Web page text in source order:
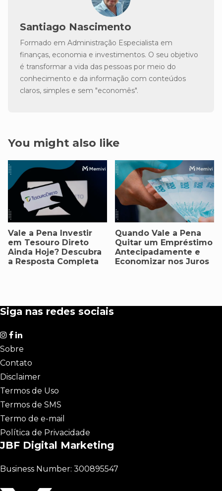
Santiago Nascimento
Formado em Administração Especialista em
finanças, economia e investimentos. O seu objetivo
é transformar a vida das pessoas por meio do
conhecimento e da informação com conteúdos
claros, simples e sem "economês".
You might also like
Vale a Pena Investir
em Tesouro Direto
Ainda Hoje? Descubra
a Resposta Completa
Quando Vale a Pena
Quitar um Empréstimo
Antecipadamente e
Economizar nos Juros
Siga nas redes sociais
Sobre
Contato
Disclaimer
Termos de Uso
Termos de SMS
Termo de e-mail
Política de Privacidade
JBF Digital Marketing
Business Number: 300895547